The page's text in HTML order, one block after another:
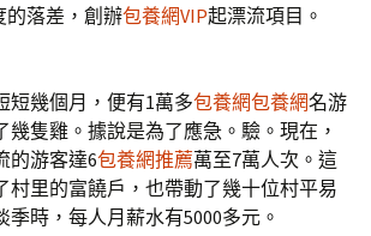
的落差，創辦包養網VIP起漂流項目。
短幾個月，便有1萬多包養網包養網名游
幾隻雞。據說是為了應急。驗。現在，
的游客達6包養網推薦萬至7萬人次。這
村里的富饒戶，也帶動了幾十位村平易
時，每人月薪水有5000多元。